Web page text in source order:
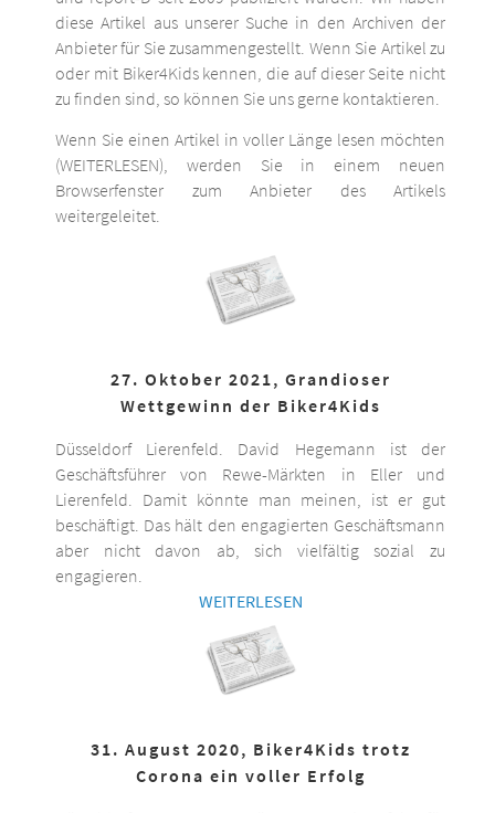
diese Artikel aus unserer Suche in den Archiven der
Anbieter für Sie zusammengestellt. Wenn Sie Artikel zu
oder mit Biker4Kids kennen, die auf dieser Seite nicht
zu finden sind, so können Sie uns gerne kontaktieren.
Wenn Sie einen Artikel in voller Länge lesen möchten
(WEITERLESEN), werden Sie in einem neuen
Browserfenster zum Anbieter des Artikels
weitergeleitet.
27. Oktober 2021, Grandioser
Wettgewinn der Biker4Kids
Düsseldorf Lierenfeld. David Hegemann ist der
Geschäftsführer von Rewe-Märkten in Eller und
Lierenfeld. Damit könnte man meinen, ist er gut
beschäftigt. Das hält den engagierten Geschäftsmann
aber nicht davon ab, sich vielfältig sozial zu
engagieren.
WEITERLESEN
31. August 2020, Biker4Kids trotz
Corona ein voller Erfolg